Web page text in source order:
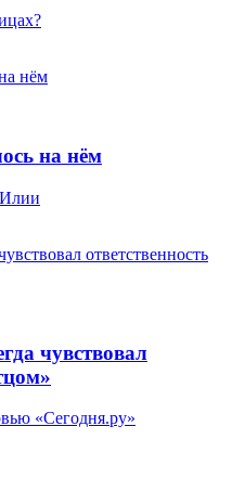
на нём
чувствовал
«Сегодня.ру»